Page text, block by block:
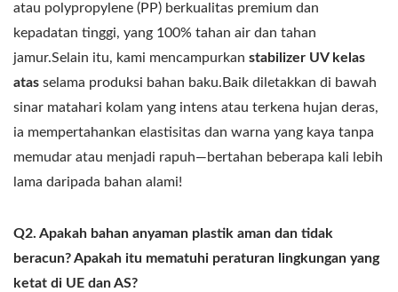
atau polypropylene (PP) berkualitas premium dan
kepadatan tinggi, yang 100% tahan air dan tahan
jamur.Selain itu, kami mencampurkan stabilizer UV kelas
atas selama produksi bahan baku.Baik diletakkan di bawah
sinar matahari kolam yang intens atau terkena hujan deras,
ia mempertahankan elastisitas dan warna yang kaya tanpa
memudar atau menjadi rapuh—bertahan beberapa kali lebih
lama daripada bahan alami!
Q2. Apakah bahan anyaman plastik aman dan tidak
beracun? Apakah itu mematuhi peraturan lingkungan yang
ketat di UE dan AS?